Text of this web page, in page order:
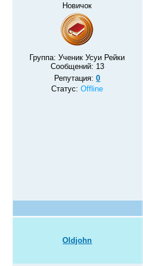
Новичок
Группа: Ученик Усуи Рейки
Сообщений: 13
Репутация:0
Статус:Offline
Oldjohn